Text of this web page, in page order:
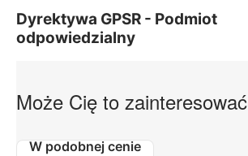
Dyrektywa GPSR - Podmiot
odpowiedzialny
Może Cię to zainteresować
W podobnej cenie